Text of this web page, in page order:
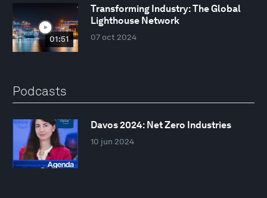
01:51
Transforming Industry: The Global
Lighthouse Network
07 oct 2024
Podcasts
Davos 2024: Net Zero Industries
10 jun 2024